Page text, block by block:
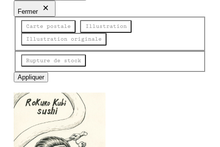
e
e
Fermer
Catégorie
Carte postale
Illustration
Illustration originale
État
Rupture de stock
Appliquer